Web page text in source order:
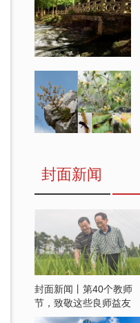
封面新闻
封面新闻丨第40个教师
节，致敬这些良师益友